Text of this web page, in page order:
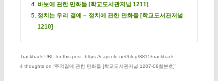
바보에 관한 만화들 [학교도서관저널 1211]
정치는 우리 곁에 – 정치에 관한 만화들 [학교도서관저널
1210]
Trackback URL for this post: https://capcold.net/blog/8815/trackback
4 thoughts on “주먹질에 관한 만화들 [학교도서관저널 1207-08합본호]”